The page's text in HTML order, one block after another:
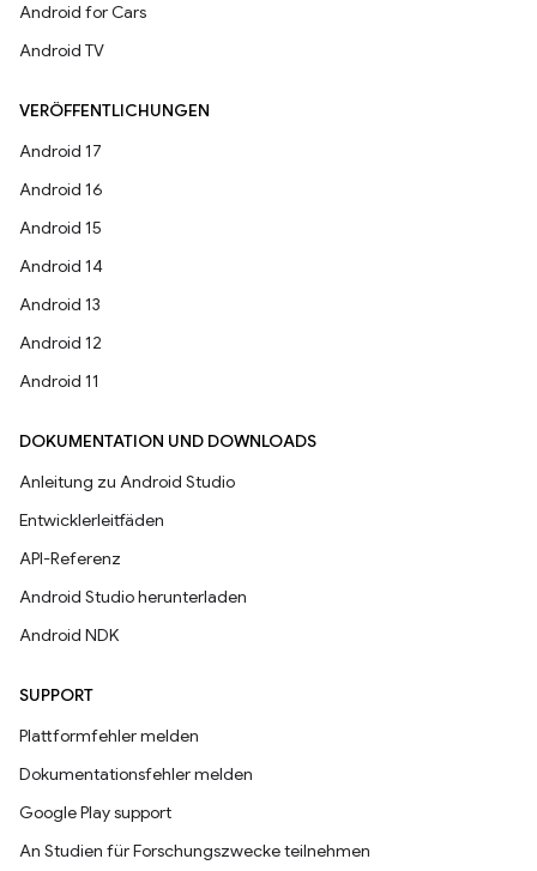
Android for Cars
Android TV
VERÖFFENTLICHUNGEN
Android 17
Android 16
Android 15
Android 14
Android 13
Android 12
Android 11
DOKUMENTATION UND DOWNLOADS
Anleitung zu Android Studio
Entwicklerleitfäden
API-Referenz
Android Studio herunterladen
Android NDK
SUPPORT
Plattformfehler melden
Dokumentationsfehler melden
Google Play support
An Studien für Forschungszwecke teilnehmen